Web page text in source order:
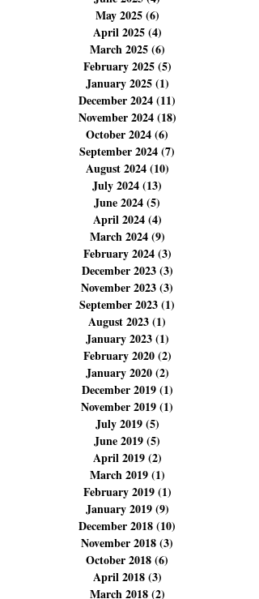
August 2025(23)
July 2025(11)
June 2025(4)4 posts
May 2025(6)6 posts
April 2025(4)4 posts
March 2025(6)6 posts
February 2025 (5)5 posts
January 2025 (1)
December 2024(11)
November 2024(18)
October 2024(6)
September 2024
August 2024 (10)
July 2024(13)13 posts
June 2024(5)5 posts
April 2024(4)4 posts
March 2024(9)9 posts
February 2024(3)3 posts
December 2023(3)
November 2023 (3)
September 2023 (1)
August 2023 (1)1 post
January 2023(1)1 post
February 2020 (2)2 posts
January 2020(2)
December 2019(1)
November 2019(1)
July 2019 (5)5 posts
June 2019(5)5 posts
April 2019(2)2 posts
March 2019(1)1 post
February 2019 (1)1 post
January 2019 (9)
December 2018(10)
November 2018(3)